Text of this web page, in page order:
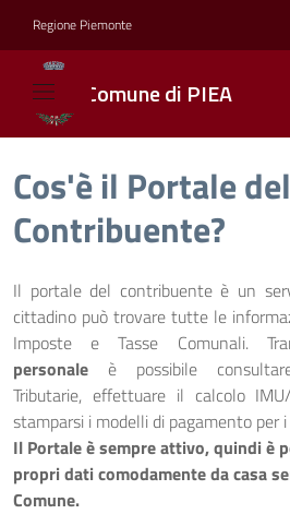
Regione Piemonte
Comune di PIEA
Cos'è il Portale del
Contribuente?
Il portale del contribuente è un
cittadino può trovare tutte le
Imposte e Tasse Comunali.
personale
è possibile
Tributarie, effettuare il calcolo IMU/
stamparsi i modelli di pagamento per
Il Portale è sempre attivo, quindi è
propri dati comodamente da casa
Comune.